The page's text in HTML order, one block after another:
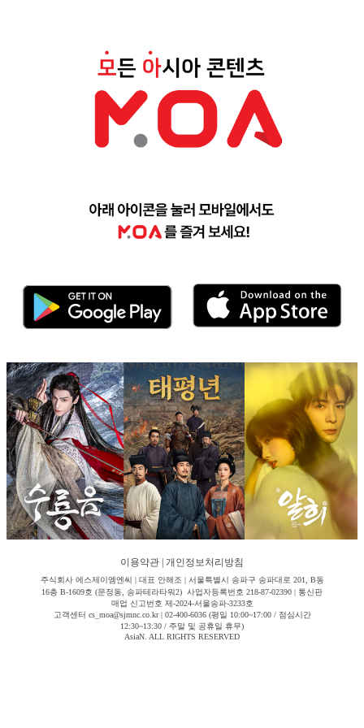
이용약관 개인정보처리방침
주식회사 에스제이엠엔씨 | 대표 안해조 | 서울특별시 송파구 송파대로 201, B동
16층 B-1609호 (문정동, 송파테라타워2) 사업자등록번호 218-87-02390 | 통신판
매업 신고번호 제-2024-서울송파-3233호
고객센터 cs_moa@sjmnc.co.kr | 02-400-6036 (평일 10:00~17:00 / 점심시간
12:30~13:30 / 주말 및 공휴일 휴무)
AsiaN. ALL RIGHTS RESERVED